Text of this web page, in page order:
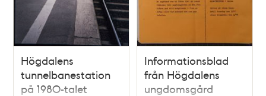
Högdalens
tunnelbanestation
på 1980-talet
Informationsblad
från Högdalens
ungdomsgård